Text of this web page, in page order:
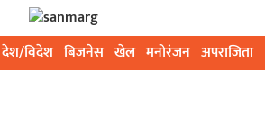
देश/विदेश बिजनेस खेल मनोरंजन अपराजिता